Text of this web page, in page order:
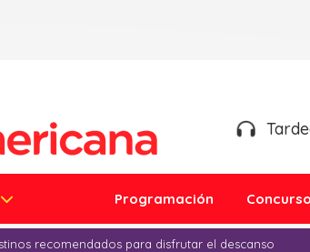
Programación
recomendados para disfrutar el descanso